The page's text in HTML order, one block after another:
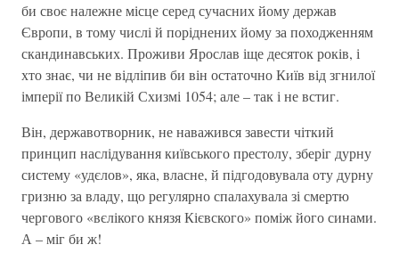
би своє належне місце серед сучасних йому держав
Європи, в тому числі й поріднених йому за походженням
скандинавських. Проживи Ярослав іще десяток років, і
хто знає, чи не відліпив би він остаточно Київ від згнилої
імперії по Великій Схизмі 1054; але – так і не встиг.
Він, державотворник, не наважився завести чіткий
принцип наслідування київського престолу, зберіг дурну
систему «удєлов», яка, власне, й підгодовувала оту дурну
гризню за владу, що регулярно спалахувала зі смертю
чергового «вєлікого князя Кієвского» поміж його синами.
А – міг би ж!